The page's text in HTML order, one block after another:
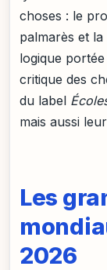
choses : le
palmarès et la
logique
critique des
du label
mais aussi
Les
2026